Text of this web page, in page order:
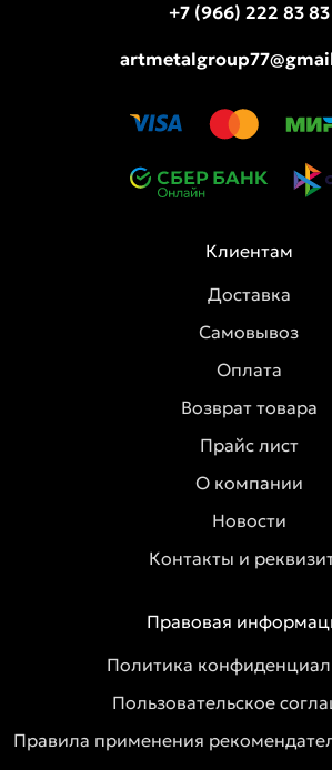
+7 (966) 222 83 83
Клиентам
Доставка
Самовывоз
Оплата
Возврат товара
Прайс лист
О компании
Новости
Контакты и
Правовая
Политика
Пользовательское
Правила применения